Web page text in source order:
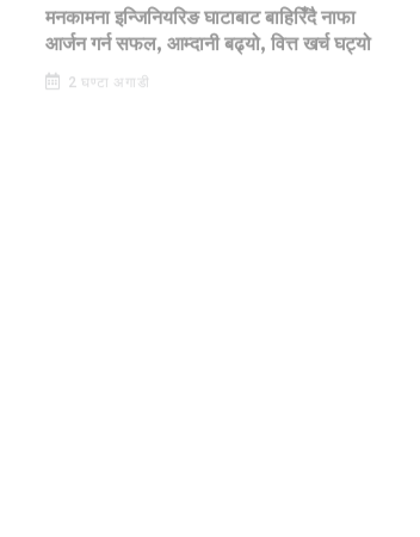
मनकामना इन्जिनियरिङ घाटाबाट बाहिरिँदै नाफा
आर्जन गर्न सफल, आम्दानी बढ्यो, वित्त खर्च घट्यो